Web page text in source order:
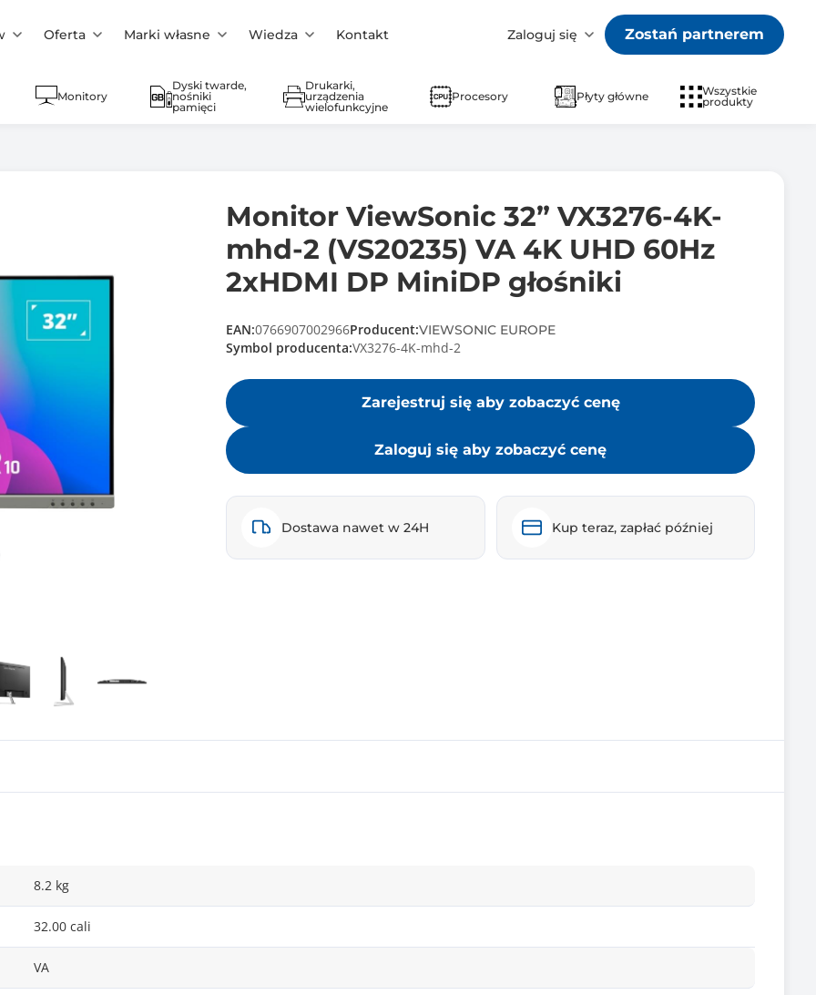
Oferta Marki własne Wiedza Kontakt Zaloguj się Zostań partnerem
Monitory
Dyski twarde,
nośniki
pamięci
Drukarki,
urządzenia
wielofunkcyjne
Procesory Płyty główne
Wszystkie
produkty
Monitor ViewSonic 32” VX3276-4K-
mhd-2 (VS20235) VA 4K UHD 60Hz
2xHDMI DP MiniDP głośniki
EAN:0766907002966Producent:VIEWSONIC EUROPE
Symbol producenta:VX3276-4K-mhd-2
Zarejestruj się aby zobaczyć cenę
Zaloguj się aby zobaczyć cenę
Dostawa nawet w 24H Kup teraz, zapłać później
8.2 kg
32.00 cali
VA